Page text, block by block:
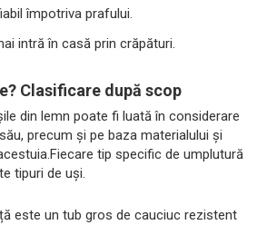
împotriva prafului.
intră în casă prin crăpături.
Clasificare după scop
din lemn poate fi luată în considerare
precum și pe baza materialului și
tip specific de umplutură
tipuri de uși.
este un tub gros de cauciuc rezistent